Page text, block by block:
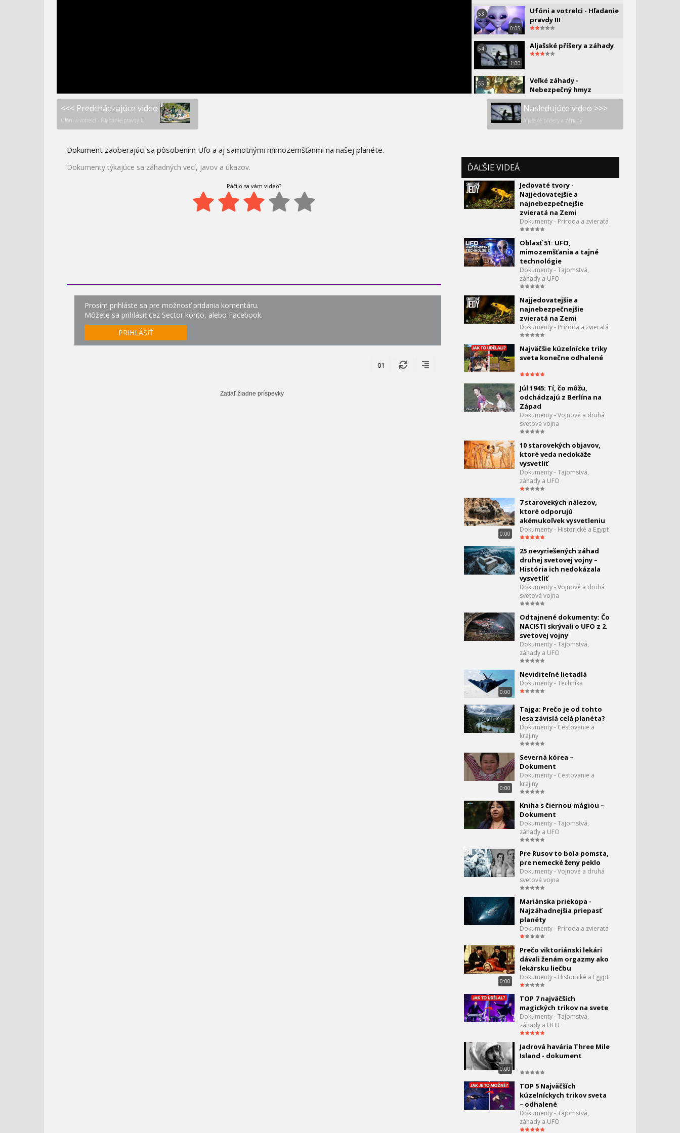
0:05
53.
Ufóni a votrelci - Hľadanie
pravdy III
1:00
54. Aljašské příšery a záhady
1:00
55.
Veľké záhady -
Nebezpečný hmyz
UFO - Vidieť znamená
uveriť
0:05
1:00
58.
Najpodivnejšie UFO
príbehy všetkých čias
1:18
Záhadné javy - Duchovia
za mrežami
0:50
60. Príbeh Boha 4 - Stvorenie
1:00
Príbeh Boha 5 - Prečo
existuje zlo?
0:39
Príbeh Boha 6 - Dejú sa
zázraky
63.
Mimozemské civilizácie
0:03
64.
Kruhy v obilí - Brány do
iných dimenzii
0:55
Nové záhady
trojuholníka
0:55
Bermúdsky trojuholník
1:09
67. Ruský Yeti
0:12
Area 51 - Lovci UFO
Záhady na oblohe 1 - Je
tam niekto
1:07
70.
Dôkazy na zemi
1:19
Záhady na oblohe 3 - Sú to
mimozemšťania?
Daniken - Posolstvo bohov
Kecsburská havária UFO
Skutočné akty X Britského
ministerstva obrany
Votrelci dávnoveku -
Mimozemšťania a monštrá
Bermúdsky trojuholník
0:00
77.
Svet bez satelitov -
dokument
0:00
Mimozemská inteligencia
79.
Nové tajomstvá UFO - Nie
sme sami
0:00
80.
Odhalené - Mimozemské
spisy
Hitler
0:00
Najpodivnejšie a
najzáhadnejšie veci na
zemi
0:00
83.
zakázaných
archeologických nálezísk
0:00
84.
Bermudský trojuholník: Čo
sa tu deje naozaj?!
Nasledujúce video >>>
Aljašské příšery a záhady
<<< Predchádzajúce video
Ufóni a votrelci - Hľadanie pravdy II
Dokument zaoberajúci sa pôsobením Ufo a aj samotnými mimozemšťanmi na našej planéte.
Dokumenty týkajúce sa záhadných vecí, javov a úkazov.
Páčilo sa vám video?
Prosím prihláste sa pre možnosť pridania komentáru.
Môžete sa prihlásiť cez Sector konto, alebo Facebook.
PRIHLÁSIŤ
01
Zatiaľ žiadne príspevky
ĎAĽŠIE VIDEÁ
Jedovaté tvory -
Najjedovatejšie a
najnebezpečnejšie
zvieratá na Zemi
Dokumenty - Príroda a zvieratá
Oblasť 51: UFO,
mimozemšťania a tajné
technológie
Dokumenty - Tajomstvá,
záhady a UFO
Najjedovatejšie a
najnebezpečnejšie
zvieratá na Zemi
Dokumenty - Príroda a zvieratá
Najväčšie kúzelnícke triky
sveta konečne odhalené
Júl 1945: Tí, čo môžu,
odchádzajú z Berlína na
Západ
Dokumenty - Vojnové a druhá
svetová vojna
10 starovekých objavov,
ktoré veda nedokáže
vysvetliť
Dokumenty - Tajomstvá,
záhady a UFO
0:00
7 starovekých nálezov,
ktoré odporujú
akémukoľvek vysvetleniu
Dokumenty - Historické a Egypt
25 nevyriešených záhad
druhej svetovej vojny –
História ich nedokázala
vysvetliť
Dokumenty - Vojnové a druhá
svetová vojna
Odtajnené dokumenty: Čo
NACISTI skrývali o UFO z 2.
svetovej vojny
Dokumenty - Tajomstvá,
záhady a UFO
0:00
Neviditeľné lietadlá
Dokumenty - Technika
Tajga: Prečo je od tohto
lesa závislá celá planéta?
Dokumenty - Cestovanie a
krajiny
0:00
Severná kórea –
Dokument
Dokumenty - Cestovanie a
krajiny
Kniha s čiernou mágiou –
Dokument
Dokumenty - Tajomstvá,
záhady a UFO
Pre Rusov to bola pomsta,
pre nemecké ženy peklo
Dokumenty - Vojnové a druhá
svetová vojna
Mariánska priekopa -
Najzáhadnejšia priepasť
planéty
Dokumenty - Príroda a zvieratá
0:00
Prečo viktoriánski lekári
dávali ženám orgazmy ako
lekársku liečbu
Dokumenty - Historické a Egypt
TOP 7 najväčších
magických trikov na svete
Dokumenty - Tajomstvá,
záhady a UFO
0:00
Jadrová havária Three Mile
Island - dokument
TOP 5 Najväčších
kúzelníckych trikov sveta
– odhalené
Dokumenty - Tajomstvá,
záhady a UFO